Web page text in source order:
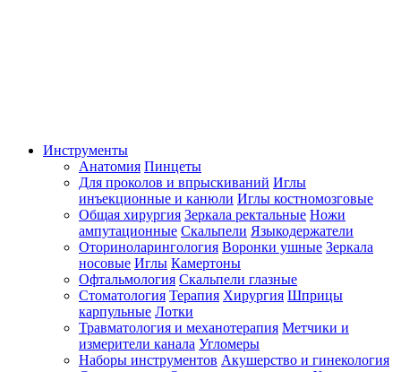
Инструменты
Анатомия Пинцеты
Для проколов и впрыскиваний Иглы
инъекционные и канюли Иглы костномозговые
Общая хирургия Зеркала ректальные Ножи
ампутационные Скальпели Языкодержатели
Оториноларингология Воронки ушные Зеркала
носовые Иглы Камертоны
Офтальмология Скальпели глазные
Стоматология Терапия Хирургия Шприцы
карпульные Лотки
Травматология и механотерапия Метчики и
измерители канала Угломеры
Наборы инструментов Акушерство и гинекология